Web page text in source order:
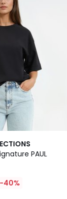
PAUL
-40%